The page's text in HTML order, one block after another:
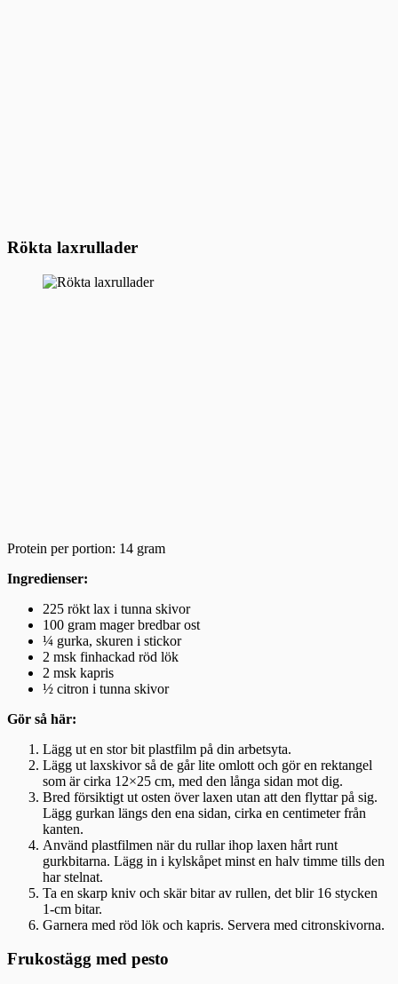
Rökta laxrullader
Protein per portion: 14 gram
Ingredienser:
225 rökt lax i tunna skivor
100 gram mager bredbar ost
¼ gurka, skuren i stickor
2 msk finhackad röd lök
2 msk kapris
½ citron i tunna skivor
Gör så här:
Lägg ut en stor bit plastfilm på din arbetsyta.
Lägg ut laxskivor så de går lite omlott och gör en rektangel
som är cirka 12×25 cm, med den långa sidan mot dig.
Bred försiktigt ut osten över laxen utan att den flyttar på sig.
Lägg gurkan längs den ena sidan, cirka en centimeter från
kanten.
Använd plastfilmen när du rullar ihop laxen hårt runt
gurkbitarna. Lägg in i kylskåpet minst en halv timme tills den
har stelnat.
Ta en skarp kniv och skär bitar av rullen, det blir 16 stycken
1-cm bitar.
Garnera med röd lök och kapris. Servera med citronskivorna.
Frukostägg med pesto